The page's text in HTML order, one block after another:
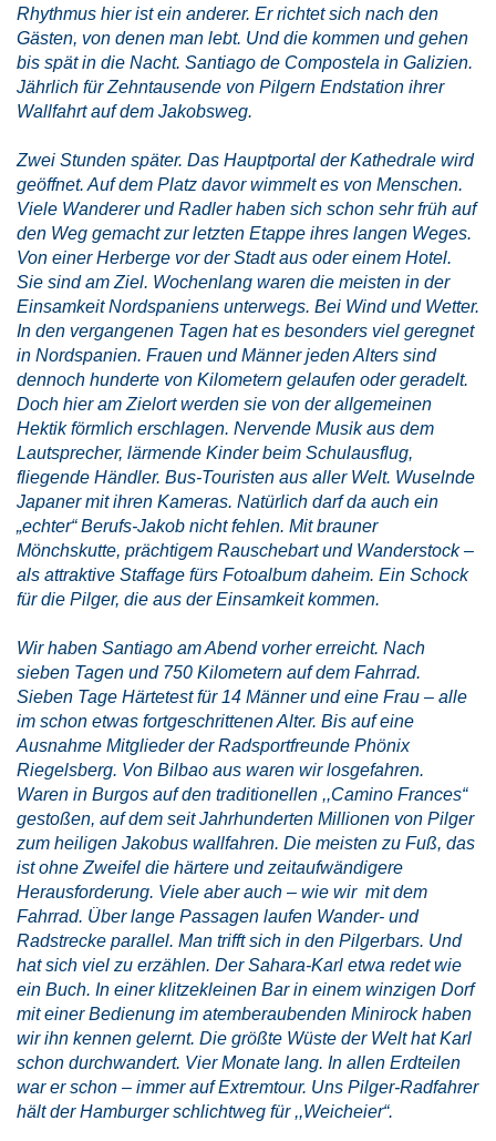
Rhythmus hier ist ein anderer. Er richtet sich nach den
Gästen, von denen man lebt. Und die kommen und gehen
bis spät in die Nacht. Santiago de Compostela in Galizien.
Jährlich für Zehntausende von Pilgern Endstation ihrer
Wallfahrt auf dem Jakobsweg.
Zwei Stunden später. Das Hauptportal der Kathedrale wird
geöffnet. Auf dem Platz davor wimmelt es von Menschen.
Viele Wanderer und Radler haben sich schon sehr früh auf
den Weg gemacht zur letzten Etappe ihres langen Weges.
Von einer Herberge vor der Stadt aus oder einem Hotel.
Sie sind am Ziel. Wochenlang waren die meisten in der
Einsamkeit Nordspaniens unterwegs. Bei Wind und Wetter.
In den vergangenen Tagen hat es besonders viel geregnet
in Nordspanien. Frauen und Männer jeden Alters sind
dennoch hunderte von Kilometern gelaufen oder geradelt.
Doch hier am Zielort werden sie von der allgemeinen
Hektik förmlich erschlagen. Nervende Musik aus dem
Lautsprecher, lärmende Kinder beim Schulausflug,
fliegende Händler. Bus-Touristen aus aller Welt. Wuselnde
Japaner mit ihren Kameras. Natürlich darf da auch ein
„echter“ Berufs-Jakob nicht fehlen. Mit brauner
Mönchskutte, prächtigem Rauschebart und Wanderstock –
als attraktive Staffage fürs Fotoalbum daheim. Ein Schock
für die Pilger, die aus der Einsamkeit kommen.
Wir haben Santiago am Abend vorher erreicht. Nach
sieben Tagen und 750 Kilometern auf dem Fahrrad.
Sieben Tage Härtetest für 14 Männer und eine Frau – alle
im schon etwas fortgeschrittenen Alter. Bis auf eine
Ausnahme Mitglieder der Radsportfreunde Phönix
Riegelsberg. Von Bilbao aus waren wir losgefahren.
Waren in Burgos auf den traditionellen ,,Camino Frances“
gestoßen, auf dem seit Jahrhunderten Millionen von Pilger
zum heiligen Jakobus wallfahren. Die meisten zu Fuß, das
ist ohne Zweifel die härtere und zeitaufwändigere
Herausforderung. Viele aber auch – wie wir mit dem
Fahrrad. Über lange Passagen laufen Wander- und
Radstrecke parallel. Man trifft sich in den Pilgerbars. Und
hat sich viel zu erzählen. Der Sahara-Karl etwa redet wie
ein Buch. In einer klitzekleinen Bar in einem winzigen Dorf
mit einer Bedienung im atemberaubenden Minirock haben
wir ihn kennen gelernt. Die größte Wüste der Welt hat Karl
schon durchwandert. Vier Monate lang. In allen Erdteilen
war er schon – immer auf Extremtour. Uns Pilger-Radfahrer
hält der Hamburger schlichtweg für ,,Weicheier“.